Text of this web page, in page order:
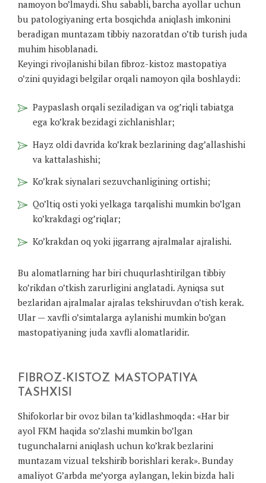
namoyon bo’lmaydi. Shu sababli, barcha ayollar uchun
bu patologiyaning erta bosqichda aniqlash imkonini
beradigan muntazam tibbiy nazoratdan o’tib turish juda
muhim hisoblanadi.
Keyingi rivojlanishi bilan fibroz-kistoz mastopatiya
o’zini quyidagi belgilar orqali namoyon qila boshlaydi:
Paypaslash orqali seziladigan va og’riqli tabiatga
ega ko’krak bezidagi zichlanishlar;
Hayz oldi davrida ko’krak bezlarining dag’allashishi
va kattalashishi;
Ko’krak siynalari sezuvchanligining ortishi;
Qo’ltiq osti yoki yelkaga tarqalishi mumkin bo’lgan
ko’krakdagi og’riqlar;
Ko’krakdan oq yoki jigarrang ajralmalar ajralishi.
Bu alomatlarning har biri chuqurlashtirilgan tibbiy
ko’rikdan o’tkish zarurligini anglatadi. Ayniqsa sut
bezlaridan ajralmalar ajralas tekshiruvdan o’tish kerak.
Ular — xavfli o’simtalarga aylanishi mumkin bo’gan
mastopatiyaning juda xavfli alomatlaridir.
FIBROZ-KISTOZ MASTOPATIYA
TASHXISI
Shifokorlar bir ovoz bilan ta’kidlashmoqda: «Har bir
ayol FKM haqida so’zlashi mumkin bo’lgan
tugunchalarni aniqlash uchun ko’krak bezlarini
muntazam vizual tekshirib borishlari kerak». Bunday
amaliyot G’arbda me’yorga aylangan, lekin bizda hali